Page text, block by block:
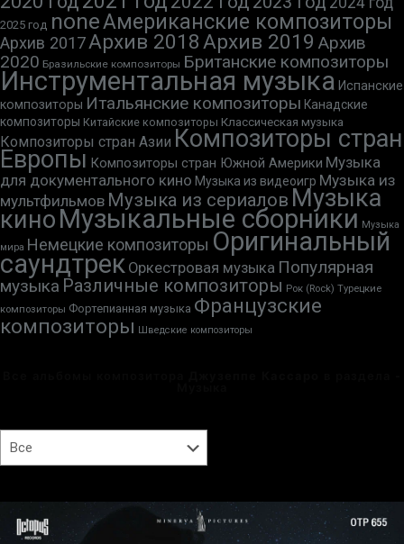
2025 год noneАмериканские композиторы
Архив 2017Архив 2018Архив 2019 Архив
2020 Бразильские композиторы Британские композиторы
Инструментальная музыка Испанские
композиторы Итальянские композиторы Канадские
композиторы Китайские композиторы Классическая музыка
Композиторы стран Азии Композиторы стран
Европы Композиторы стран Южной Америки Музыка
для документального кино Музыка из видеоигр Музыка из
мультфильмов Музыка из сериалов Музыка
киноМузыкальные сборники Музыка
мира Немецкие композиторы Оригинальный
саундтрек Оркестровая музыка Популярная
музыка Различные композиторы Рок (Rock) Турецкие
композиторы Фортепианная музыка Французские
композиторы Шведские композиторы